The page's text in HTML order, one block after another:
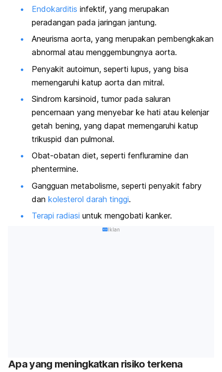
Endokarditis infektif, yang merupakan
peradangan pada jaringan jantung.
Aneurisma aorta, yang merupakan pembengkakan
abnormal atau menggembungnya aorta.
Penyakit autoimun, seperti lupus, yang bisa
memengaruhi katup aorta dan mitral.
Sindrom karsinoid, tumor pada saluran
pencernaan yang menyebar ke hati atau kelenjar
getah bening, yang dapat memengaruhi katup
trikuspid dan pulmonal.
Obat-obatan diet, seperti fenfluramine dan
phentermine.
Gangguan metabolisme, seperti penyakit fabry
dan kolesterol darah tinggi.
Terapi radiasi untuk mengobati kanker.
Iklan
Apa yang meningkatkan risiko terkena